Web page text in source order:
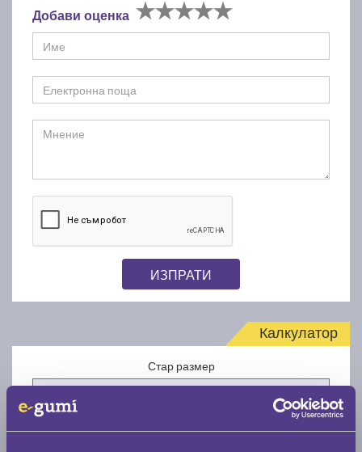
Добави оценка
ИЗПРАТИ
Калкулатор
Стар размер